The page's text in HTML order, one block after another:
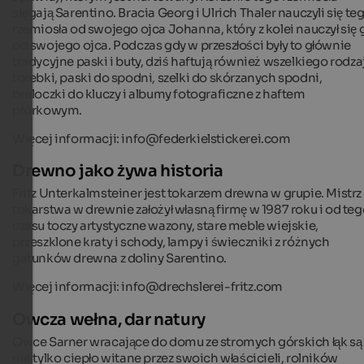
sięgają Sarentino. Bracia Georg i Ulrich Thaler nauczyli się
rzemiosła od swojego ojca Johanna, który z kolei nauczył się
od swojego ojca. Podczas gdy w przeszłości były to głównie
tradycyjne paski i buty, dziś haftują również wszelkiego
torebki, paski do spodni, szelki do skórzanych spodni,
breloczki do kluczy i albumy fotograficzne z haftem
piórkowym.
Więcej informacji: info@federkielstickerei.com
Drewno jako żywa historia
Fritz Unterkalmsteiner jest tokarzem drewna w grupie. Mistrz
tokarstwa w drewnie założył własną firmę w 1987 roku i od
czasu toczy artystyczne wazony, stare meble wiejskie,
przeszklone kraty i schody, lampy i świeczniki z różnych
gatunków drewna z doliny Sarentino.
Więcej informacji:info@drechslerei-fritz.com
Owcza wełna, dar natury
Owce Sarner wracające do domu ze stromych górskich łąk są
nie tylko ciepło witane przez swoich właścicieli, rolników